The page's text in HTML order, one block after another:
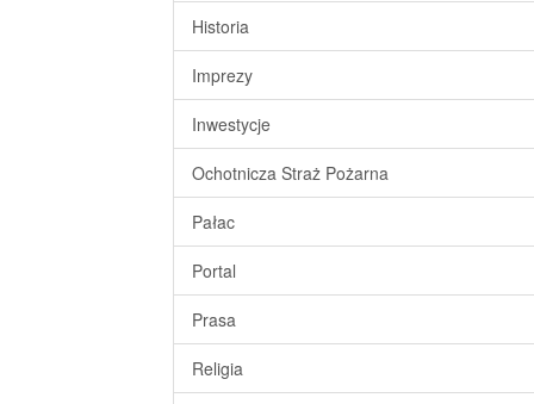
Historia
Imprezy
Inwestycje
Ochotnicza Straż Pożarna
Pałac
Portal
Prasa
Religia